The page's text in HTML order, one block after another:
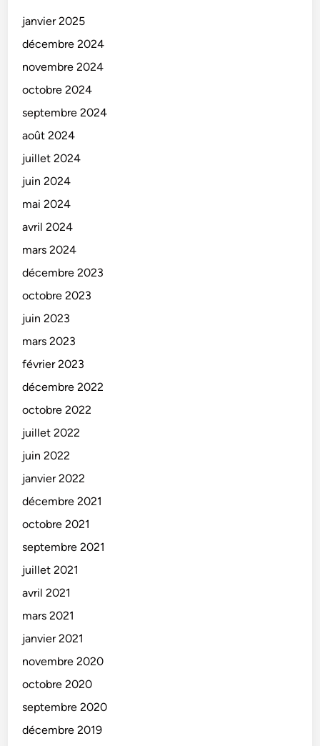
janvier 2025
décembre 2024
novembre 2024
octobre 2024
septembre 2024
août 2024
juillet 2024
juin 2024
mai 2024
avril 2024
mars 2024
décembre 2023
octobre 2023
juin 2023
mars 2023
février 2023
décembre 2022
octobre 2022
juillet 2022
juin 2022
janvier 2022
décembre 2021
octobre 2021
septembre 2021
juillet 2021
avril 2021
mars 2021
janvier 2021
novembre 2020
octobre 2020
septembre 2020
décembre 2019